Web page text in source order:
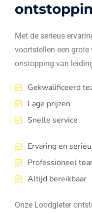
Met de serieus
voortstellen een
onstopping van
Gekwalificeerd
Lage prijzen
Snelle service
Ervaring en
Professioneel
Altijd bereikbaar
Onze Loodgieter